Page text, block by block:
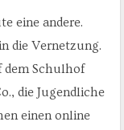
eine andere.
die Vernetzung.
dem Schulhof
die Jugendliche
einen online